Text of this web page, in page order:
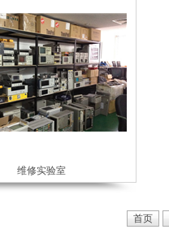
维修实验室
首页